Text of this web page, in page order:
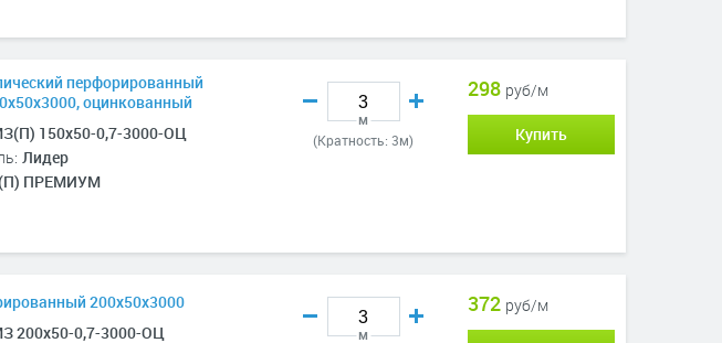
перфорированный
оцинкованный
150х50-0,7-3000-ОЦ
Лидер
ПРЕМИУМ
м
(Кратность: 3м)
298 руб/м
Купить
200х50х3000
200х50-0,7-3000-ОЦ м
372 руб/м